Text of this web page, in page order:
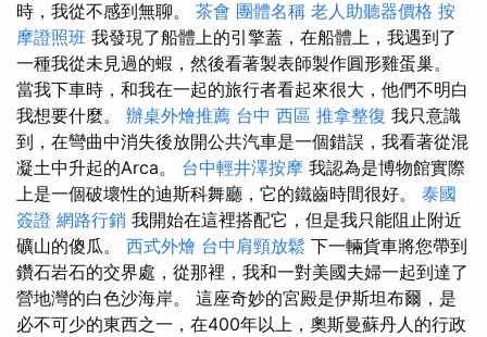
時，我從不感到無聊。 茶會 團體名稱 老人助聽器價格 按
摩證照班 我發現了船體上的引擎蓋，在船體上，我遇到了
一種我從未見過的蝦，然後看著製表師製作圓形雞蛋巢。
當我下車時，和我在一起的旅行者看起來很大，他們不明白
我想要什麼。 辦桌外燴推薦 台中 西區 推拿整復 我只意識
到，在彎曲中消失後放開公共汽車是一個錯誤，我看著從混
凝土中升起的Arca。 台中輕井澤按摩 我認為是博物館實際
上是一個破壞性的迪斯科舞廳，它的鐵齒時間很好。 泰國
簽證 網路行銷 我開始在這裡搭配它，但是我只能阻止附近
礦山的傻瓜。 西式外燴 台中肩頸放鬆 下一輛貨車將您帶到
鑽石岩石的交界處，從那裡，我和一對美國夫婦一起到達了
營地灣的白色沙海岸。 這座奇妙的宮殿是伊斯坦布爾，是
必不可少的東西之一，在400年以上，奧斯曼蘇丹人的行政